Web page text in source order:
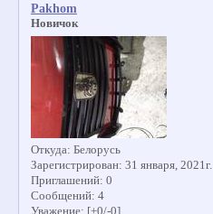
Pakhom
Новичок
Откуда: Белорусь
Зарегистрирован: 31 января, 2021г.
Приглашений: 0
Сообщений: 4